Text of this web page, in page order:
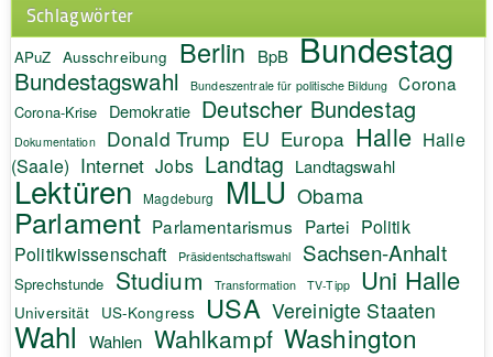
Schlagwörter
APuZ Ausschreibung Berlin BpB Bundestag
Bundestagswahl Bundeszentrale für politische Bildung Corona
Corona-Krise Demokratie Deutscher Bundestag
Dokumentation Donald Trump EU Europa Halle Halle
(Saale) Internet Jobs Landtag Landtagswahl
Lektüren Magdeburg MLU Obama
Parlament Parlamentarismus Partei Politik
Politikwissenschaft Präsidentschaftswahl Sachsen-Anhalt
Sprechstunde Studium Transformation TV-Tipp Uni Halle
Universität US-Kongress USA Vereinigte Staaten
Wahl Wahlen Wahlkampf Washington